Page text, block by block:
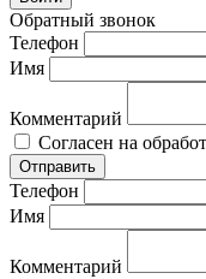
Обратный звонок
Телефон
Имя
Комментарий
Согласен на
Отправить
Телефон
Имя
Комментарий